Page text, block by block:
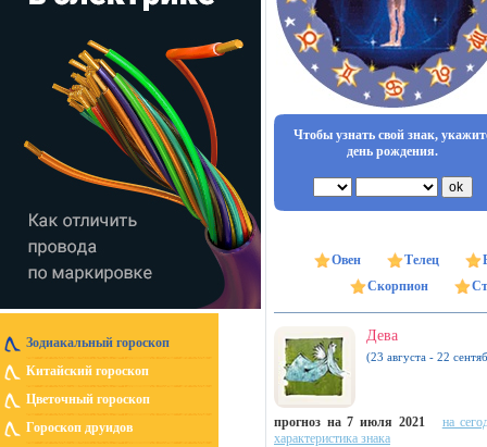
Зодиакальный гороскоп
Китайский гороскоп
Цветочный гороскоп
Гороскоп друидов
Чтобы узнать свой знак,
день рождения.
Овен Телец
Скорпион
Дева
(23 августа - 22
прогноз на 7 июля 2021
на
характеристика знака